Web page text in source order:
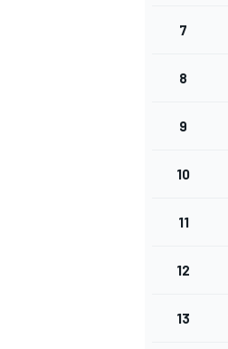
7
8
9
10
11
12
13